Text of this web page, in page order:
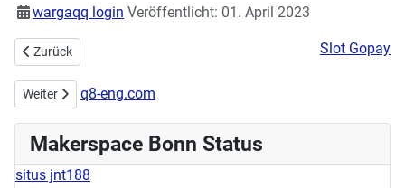
wargaqq login Veröffentlicht: 01. April 2023
Vorheriger Beitrag: Makerspace hilft bei historischer
Zurück Slot Gopay
Nächster Beitrag: 2. IoT Workshop erfolgreich beeendet
Weiter q8-eng.com
Makerspace Bonn Status
situs jnt188